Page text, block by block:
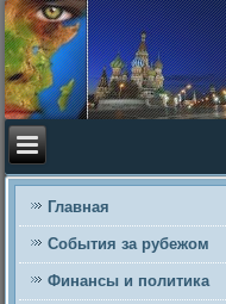
Главная
События за рубежом
Финансы и политика